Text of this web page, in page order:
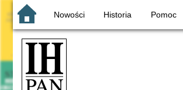
Nowości Historia Pomoc